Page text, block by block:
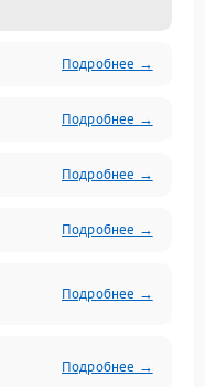
Подробнее →
Подробнее →
Подробнее →
Подробнее →
Подробнее →
Подробнее →